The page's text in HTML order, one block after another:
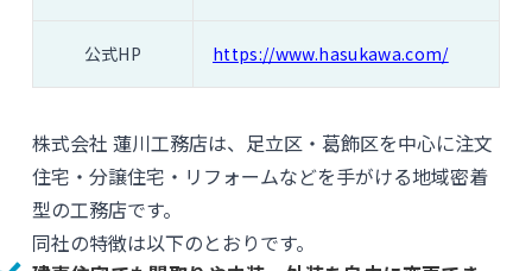
公式HP https://www.hasukawa.com/
株式会社 蓮川工務店は、足立区・葛飾区を中心に注文
住宅・分譲住宅・リフォームなどを手がける地域密着
型の工務店です。
同社の特徴は以下のとおりです。